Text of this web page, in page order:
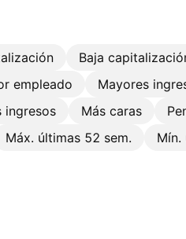
Baja
empleado Mayores
ingresos Más caras
Máx. últimas 52 sem.
Mín.